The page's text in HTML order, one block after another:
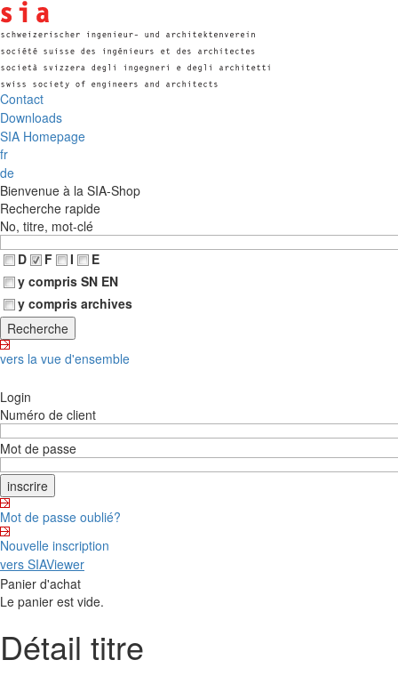
Contact
Downloads
SIA Homepage
fr
de
Bienvenue à la SIA-Shop
Recherche rapide
No, titre, mot-clé
D
F I
E
y compris SN EN
y compris archives
vers la vue d'ensemble
Login
Numéro de client
Mot de passe
Mot de passe oublié?
Nouvelle inscription
vers SIAViewer
Panier d'achat
Le panier est vide.
Détail titre